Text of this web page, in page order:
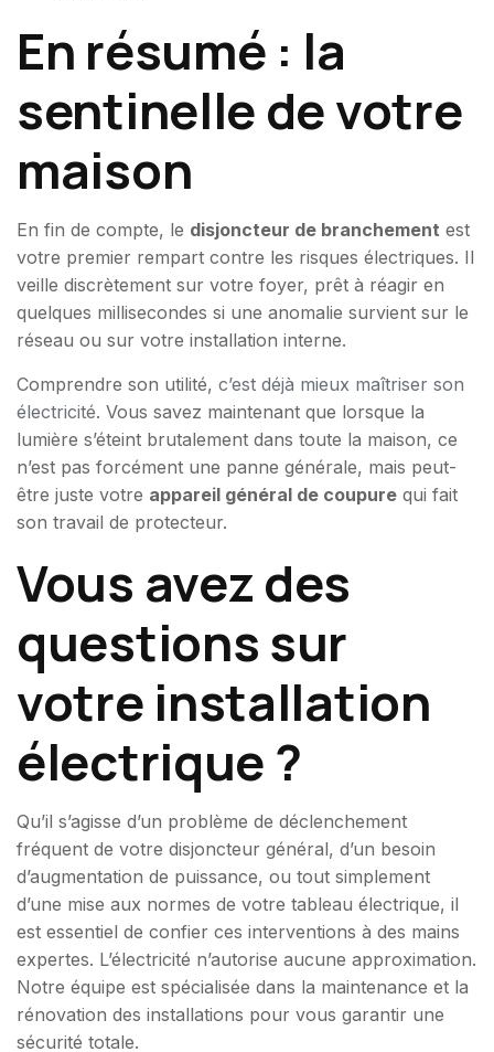
En résumé : la
sentinelle de votre
maison
En fin de compte, le disjoncteur de branchement est
votre premier rempart contre les risques électriques. Il
veille discrètement sur votre foyer, prêt à réagir en
quelques millisecondes si une anomalie survient sur le
réseau ou sur votre installation interne.
Comprendre son utilité, c’est déjà mieux maîtriser son
électricité. Vous savez maintenant que lorsque la
lumière s’éteint brutalement dans toute la maison, ce
n’est pas forcément une panne générale, mais peut-
être juste votre appareil général de coupure qui fait
son travail de protecteur.
Vous avez des
questions sur
votre installation
électrique ?
Qu’il s’agisse d’un problème de déclenchement
fréquent de votre disjoncteur général, d’un besoin
d’augmentation de puissance, ou tout simplement
d’une mise aux normes de votre tableau électrique, il
est essentiel de confier ces interventions à des mains
expertes. L’électricité n’autorise aucune approximation.
Notre équipe est spécialisée dans la maintenance et la
rénovation des installations pour vous garantir une
sécurité totale.